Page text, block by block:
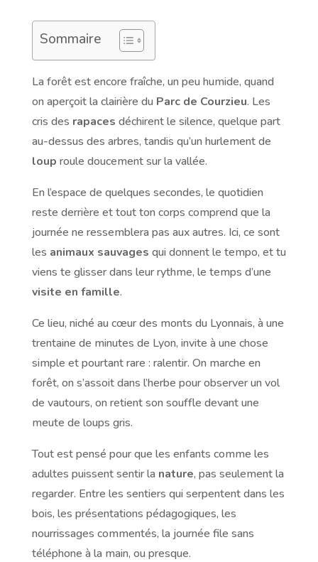
Sommaire
La forêt est encore fraîche, un peu humide, quand
on aperçoit la clairière du Parc de Courzieu. Les
cris des rapaces déchirent le silence, quelque part
au-dessus des arbres, tandis qu’un hurlement de
loup roule doucement sur la vallée.
En l’espace de quelques secondes, le quotidien
reste derrière et tout ton corps comprend que la
journée ne ressemblera pas aux autres. Ici, ce sont
les animaux sauvages qui donnent le tempo, et tu
viens te glisser dans leur rythme, le temps d’une
visite en famille.
Ce lieu, niché au cœur des monts du Lyonnais, à une
trentaine de minutes de Lyon, invite à une chose
simple et pourtant rare : ralentir. On marche en
forêt, on s’assoit dans l’herbe pour observer un vol
de vautours, on retient son souffle devant une
meute de loups gris.
Tout est pensé pour que les enfants comme les
adultes puissent sentir la nature, pas seulement la
regarder. Entre les sentiers qui serpentent dans les
bois, les présentations pédagogiques, les
nourrissages commentés, la journée file sans
téléphone à la main, ou presque.